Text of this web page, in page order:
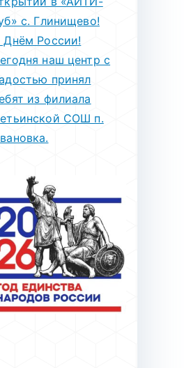
с. Глинищево!
Днём России!
наш центр с
принял
из филиала
СОШ п.